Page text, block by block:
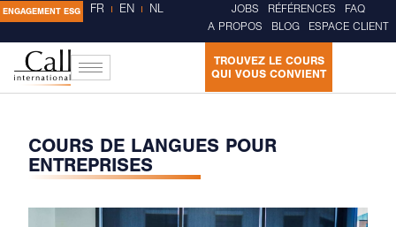
ENGAGEMENT ESG FR EN NL JOBS RÉFÉRENCES
FAQ
A PROPOS
BLOG ESPACE CLIENT
TROUVEZ LE COURS
QUI VOUS CONVIENT
COURS DE LANGUES POUR
ENTREPRISES